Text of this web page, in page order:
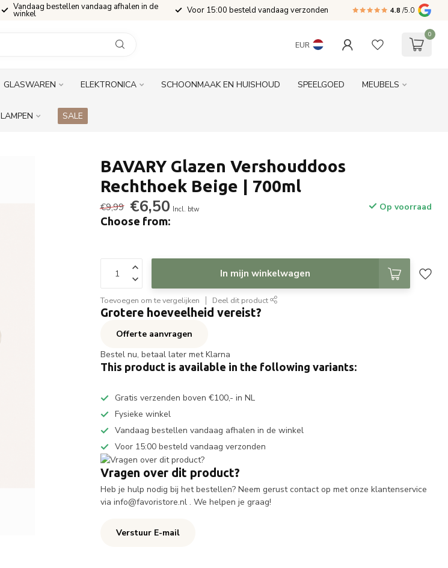
Vandaag bestellen vandaag afhalen in de
winkel Voor 15:00 besteld vandaag verzonden 4.8 /5.0
EUR
0
GLASWAREN ELEKTRONICA SCHOONMAAK EN HUISHOUD SPEELGOED MEUBELS
LAMPEN SALE
BAVARY Glazen Vershouddoos
Rechthoek Beige | 700ml
€9,99 €6,50 Incl. btw Op voorraad
Choose from:
In mijn winkelwagen
Toevoegen om te vergelijken Deel dit product
Grotere hoeveelheid vereist?
Offerte aanvragen
Bestel nu, betaal later met Klarna
This product is available in the following variants:
Gratis verzenden boven €100,- in NL
Fysieke winkel
Vandaag bestellen vandaag afhalen in de winkel
Voor 15:00 besteld vandaag verzonden
Vragen over dit product?
Heb je hulp nodig bij het bestellen? Neem gerust contact op met onze klantenservice
viainfo@favoristore.nl . We helpen je graag!
Verstuur E-mail